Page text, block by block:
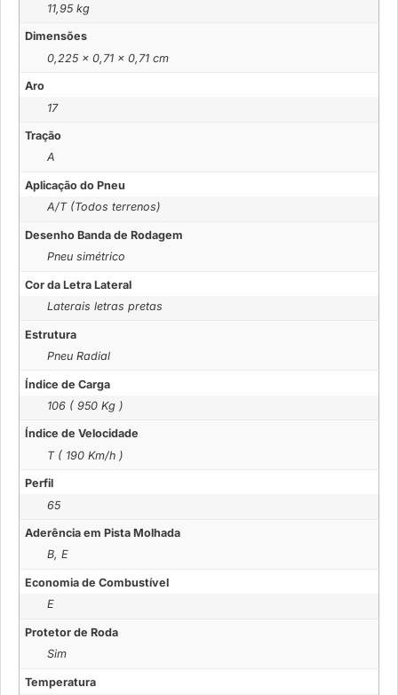
11,95 kg
Dimensões
0,225 × 0,71 × 0,71 cm
Aro
17
Tração
A
Aplicação do Pneu
A/T (Todos terrenos)
Desenho Banda de Rodagem
Pneu simétrico
Cor da Letra Lateral
Laterais letras pretas
Estrutura
Pneu Radial
Índice de Carga
106 ( 950 Kg )
Índice de Velocidade
T ( 190 Km/h )
Perfil
65
Aderência em Pista Molhada
B, E
Economia de Combustível
E
Protetor de Roda
Sim
Temperatura